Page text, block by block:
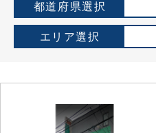
都道府県選択
エリア選択